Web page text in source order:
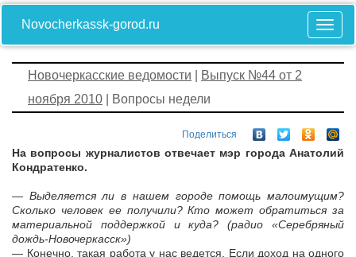
Novocherkassk-gorod.ru
Новочеркасские ведомости
Выпуск №44 от 2
ноября 2010 | Вопросы недели
Поделиться
На вопросы журналистов отвечает мэр города Анатолий
Кондратенко.
— Выделяется ли в нашем городе помощь малоимущим?
Сколько человек ее получили? Кто может обратиться за
материальной поддержкой и куда? (радио «Серебряный
дождь-Новочеркасск»)
— Конечно, такая работа у нас ведется. Если доход на одного